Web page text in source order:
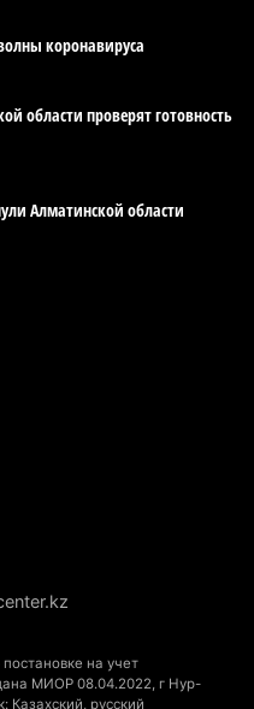
проект
эвакуировали в
ребенка в
спустя год после
производство
откроют академию
нового
115
коронавируса
области проверят готовность
Алматинской области
на учет
МИОР 08.04.2022, г Нур-
Казахский, русский